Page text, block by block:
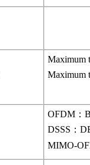
Maximum
Maximum
OFDM：
DSSS：
MIMO-